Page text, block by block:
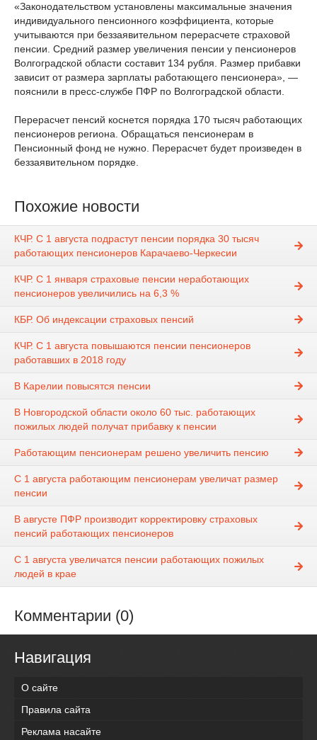
«Законодательством установлены максимальные значения
индивидуального пенсионного коэффициента, которые
учитываются при беззаявительном перерасчете страховой
пенсии. Средний размер увеличения пенсии у пенсионеров
Волгоградской области составит 134 рубля. Размер прибавки
зависит от размера зарплаты работающего пенсионера», —
пояснили в пресс-службе ПФР по Волгоградской области.
Перерасчет пенсий коснется порядка 170 тысяч работающих
пенсионеров региона. Обращаться пенсионерам в
Пенсионный фонд не нужно. Перерасчет будет произведен в
беззаявительном порядке.
Похожие новости
КЧР. С 1 августа подрастут пенсии порядка 30 тысяч
работающих пенсионеров Карачаево-Черкесии
КЧР. С 1 января страховые пенсии неработающих
пенсионеров увеличились на 6,3 %
КБР. Об индексации страховых пенсий
КЧР. С 1 августа повышаются пенсии пенсионеров
работавших в 2018 году
В Карелии повысятся пенсии
В Новгородской области около 60 тыс. работающих
пожилых людей получат прибавку к пенсии
Работающим пенсионерам решено увеличить пенсию
С 1 августа работающим пенсионерам увеличат размер
пенсии
В августе ПФР производит корректировку страховых
пенсий работающих пенсионеров
С 1 августа увеличатся пенсии работающих пожилых
людей в крае
Комментарии (0)
Навигация
О сайте
Правила сайта
Реклама насайте